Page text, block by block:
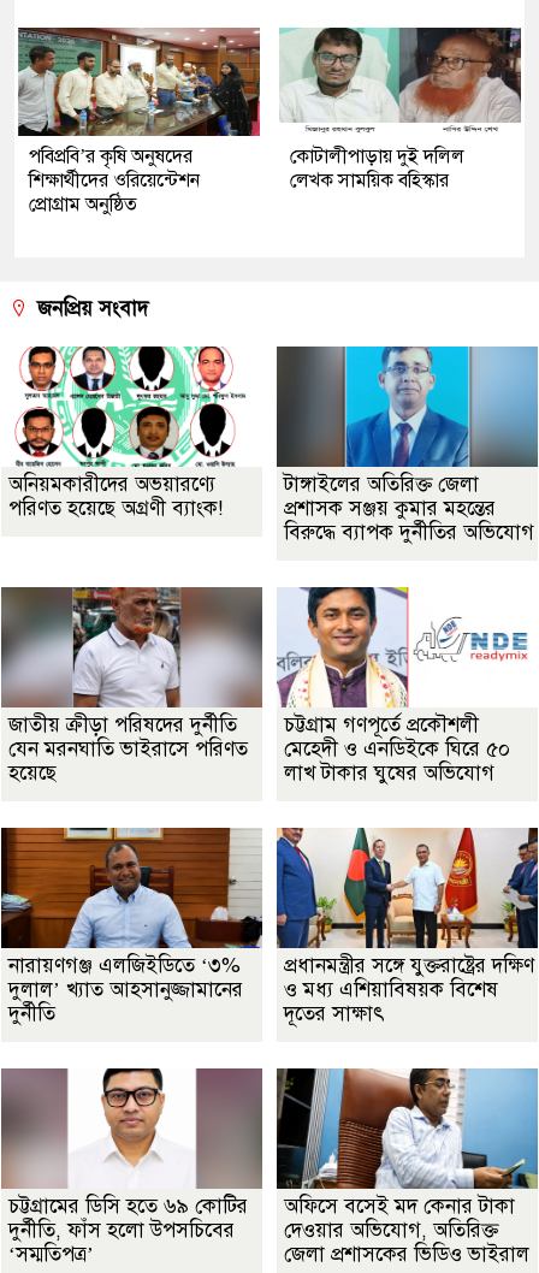
পবিপ্রবি’র কৃষি অনুষদের
শিক্ষার্থীদের ওরিয়েন্টেশন
প্রোগ্রাম অনুষ্ঠিত
কোটালীপাড়ায় দুই দলিল
লেখক সাময়িক বহিস্কার
জনপ্রিয় সংবাদ
অনিয়মকারীদের অভয়ারণ্যে
পরিণত হয়েছে অগ্রণী ব্যাংক!
টাঙ্গাইলের অতিরিক্ত জেলা
প্রশাসক সঞ্জয় কুমার মহন্তের
বিরুদ্ধে ব্যাপক দুর্নীতির অভিযোগ
জাতীয় ক্রীড়া পরিষদের দুর্নীতি
যেন মরনঘাতি ভাইরাসে পরিণত
হয়েছে
চট্টগ্রাম গণপূর্তে প্রকৌশলী
মেহেদী ও এনডিইকে ঘিরে ৫০
লাখ টাকার ঘুষের অভিযোগ
নারায়ণগঞ্জ এলজিইডিতে ‘৩%
দুলাল’ খ্যাত আহসানুজ্জামানের
দুর্নীতি
প্রধানমন্ত্রীর সঙ্গে যুক্তরাষ্ট্রের দক্ষিণ
ও মধ্য এশিয়াবিষয়ক বিশেষ
দূতের সাক্ষাৎ
চট্টগ্রামের ডিসি হতে ৬৯ কোটির
দুর্নীতি, ফাঁস হলো উপসচিবের
‘সম্মতিপত্র’
অফিসে বসেই মদ কেনার টাকা
দেওয়ার অভিযোগ, অতিরিক্ত
জেলা প্রশাসকের ভিডিও ভাইরাল